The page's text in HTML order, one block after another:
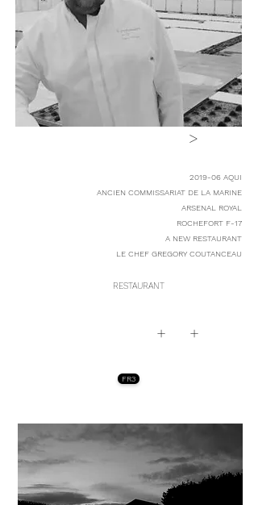
>
2019-06 AQUI
ANCIEN COMMISSARIAT DE LA MARINE
ARSENAL ROYAL
ROCHEFORT F-17
A NEW RESTAURANT
LE CHEF GREGORY COUTANCEAU
RESTAURANT
+ +
FR3